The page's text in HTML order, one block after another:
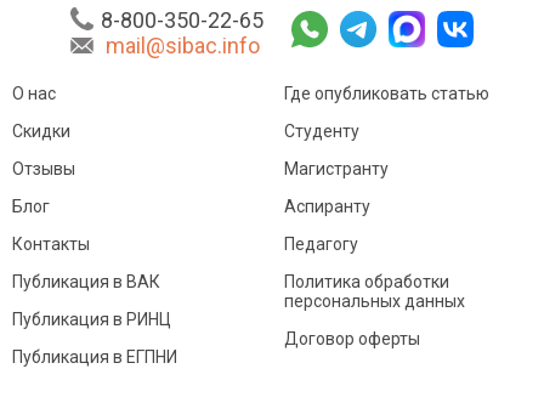
8-800-350-22-65
mail@sibac.info
О нас
Скидки
Отзывы
Блог
Контакты
Где опубликовать статью
Студенту
Магистранту
Аспиранту
Педагогу
Публикация в ВАК
Публикация в РИНЦ
Публикация в ЕГПНИ
Политика обработки
персональных данных
Договор оферты